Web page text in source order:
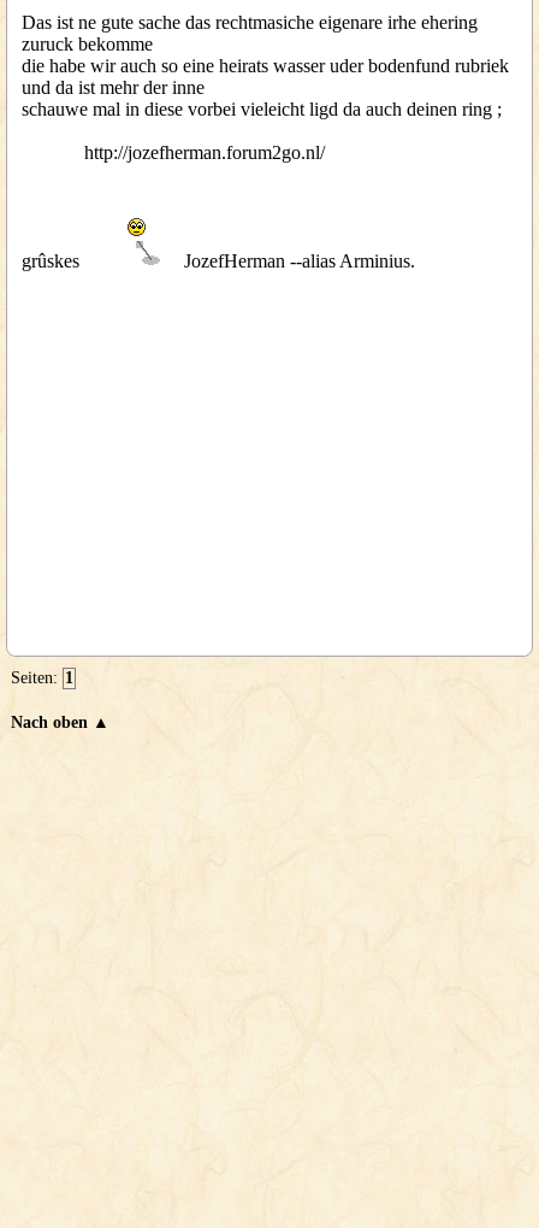
Das ist ne gute sache das rechtmasiche eigenare irhe ehering
zuruck bekomme
die habe wir auch so eine heirats wasser uder bodenfund rubriek
und da ist mehr der inne
schauwe mal in diese vorbei vieleicht ligd da auch deinen ring ;
http://jozefherman.forum2go.nl/
grûskes JozefHerman --alias Arminius.
Seiten: 1
Nach oben ▲